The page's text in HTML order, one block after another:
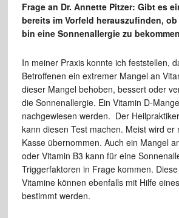
Frage an Dr. Annette Pitzer: Gibt es
bereits im Vorfeld herauszufinden,
bin eine Sonnenallergie zu
In meiner Praxis konnte ich feststellen,
Betroffenen ein extremer Mangel an
dieser Mangel behoben, bessert oder
die Sonnenallergie. Ein Vitamin D-
nachgewiesen werden. Der
kann diesen Test machen. Meist wird er
Kasse übernommen. Auch ein Mangel
oder Vitamin B3 kann für eine
Triggerfaktoren in Frage kommen.
Vitamine können ebenfalls mit Hilfe
bestimmt werden.